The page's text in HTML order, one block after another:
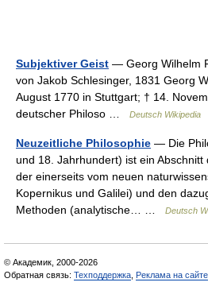
Subjektiver Geist — Georg Wilhelm
von Jakob Schlesinger, 1831 Georg
August 1770 in Stuttgart; † 14.
deutscher Philoso …
Deutsch Wikipedia
Neuzeitliche Philosophie — Die
und 18. Jahrhundert) ist ein Abschnitt
der einerseits vom neuen
Kopernikus und Galilei) und den
Methoden (analytische… …
Deutsch
© Академик, 2000-2026
Обратная связь: Техподдержка Реклама на сайте